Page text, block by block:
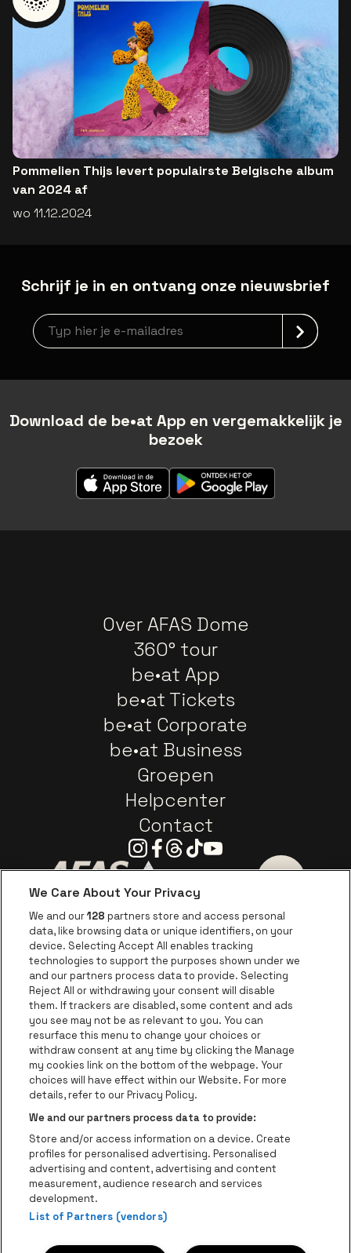
Pommelien Thijs levert populairste Belgische album
van 2024 af
wo 11.12.2024
Schrijf je in en ontvang onze nieuwsbrief
Nieuwsbrief aanmelding
Download de be•at App en vergemakkelijk je
bezoek
Over AFAS Dome
360° tour
be•at App
be•at Tickets
be•at Corporate
be•at Business
Groepen
Helpcenter
Contact
Instagram
Facebook
Threads
TiktokYoutube
Ga naar
Ga naar de website van Europcar
Ga naar de
Ga naar de website van Coca-Cola
Ga naar de website van
Ga naar de
Ga naar de website van Champagne
Ga naar de website
Ga naar de website van Het
Ga naar de
AFAS Dome is een deel van be•at
AFAS Dome
Schijnpoortweg 119, 2170 Antwerpen
Be-At Venues
Schijnpoortweg 119, 2170 Antwerpen
BTW (BE) 0461.051.688 - RPR Antwerpen
BNP Paribas Fortis - IBAN: BE93 2200 4925 0067 - BIC:
GEBABEBB
We Care About Your Privacy
We and our128 partners store and access personal
data, like browsing data or unique identifiers, on your
device. Selecting Accept All enables tracking
technologies to support the purposes shown under we
and our partners process data to provide. Selecting
Reject All or withdrawing your consent will disable
them. If trackers are disabled, some content and ads
you see may not be as relevant to you. You can
resurface this menu to change your choices or
withdraw consent at any time by clicking the Manage
my cookies link on the bottom of the webpage. Your
choices will have effect within our Website. For more
details, refer to our Privacy Policy.
We and our partners process data to provide:
Store and/or access information on a device. Create
profiles for personalised advertising. Personalised
advertising and content, advertising and content
measurement, audience research and services
development.
List of Partners (vendors)